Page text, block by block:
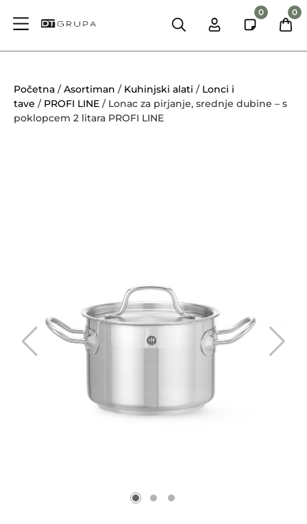
0 0
Početna /Asortiman / Kuhinjski alati / Lonci i
tave / PROFI LINE / Lonac za pirjanje, srednje dubine – s
poklopcem 2 litara PROFI LINE